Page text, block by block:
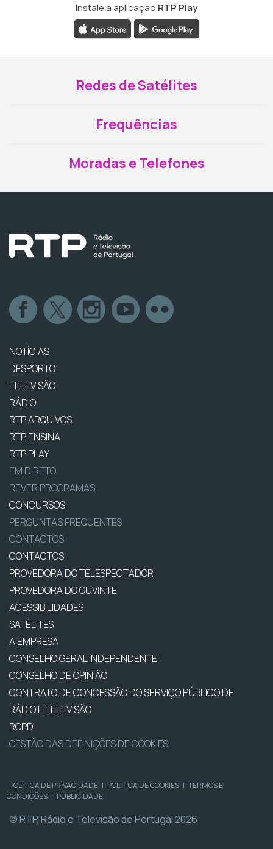
Instale a aplicação RTP Play
Redes de Satélites
Frequências
Moradas e Telefones
NOTÍCIAS
DESPORTO
TELEVISÃO
RÁDIO
RTP ARQUIVOS
RTP ENSINA
RTP PLAY
EM DIRETO
REVER PROGRAMAS
CONCURSOS
PERGUNTAS FREQUENTES
CONTACTOS
CONTACTOS
PROVEDORA DO TELESPECTADOR
PROVEDORA DO OUVINTE
ACESSIBILIDADES
SATÉLITES
A EMPRESA
CONSELHO GERAL INDEPENDENTE
CONSELHO DE OPINIÃO
CONTRATO DE CONCESSÃO DO SERVIÇO PÚBLICO DE
RÁDIO E TELEVISÃO
RGPD
GESTÃO DAS DEFINIÇÕES DE COOKIES
POLÍTICA DE PRIVACIDADE | POLÍTICA DE COOKIES | TERMOS E
CONDIÇÕES | PUBLICIDADE
© RTP, Rádio e Televisão de Portugal 2026